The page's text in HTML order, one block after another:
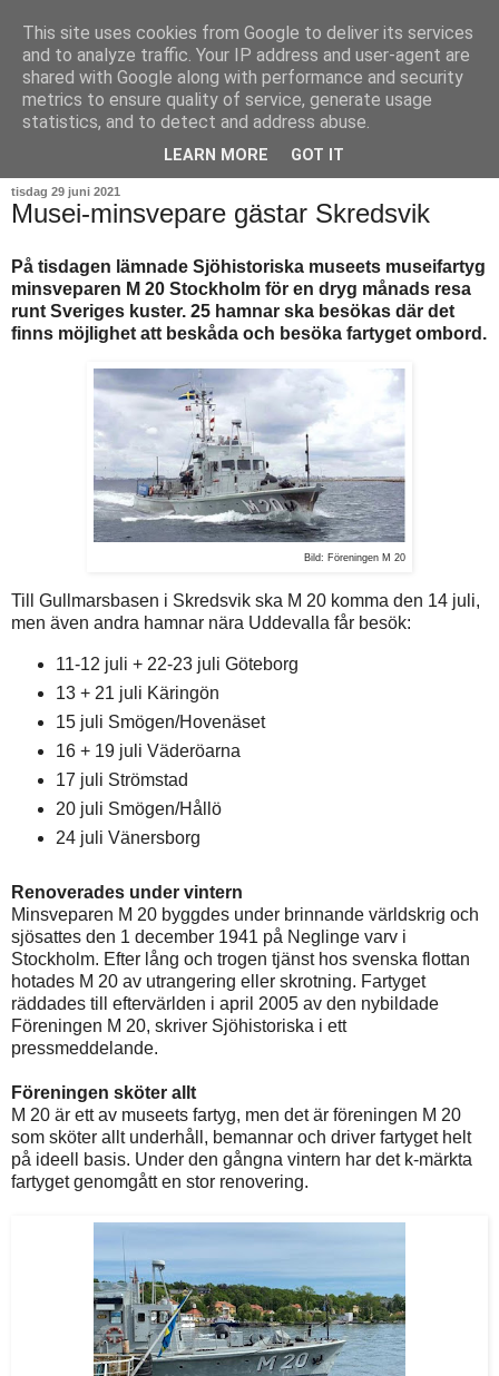
tisdag 29 juni 2021
Musei-minsvepare gästar Skredsvik
På tisdagen lämnade Sjöhistoriska museets museifartyg
minsveparen M 20 Stockholm för en dryg månads resa
runt Sveriges kuster. 25 hamnar ska besökas där det
finns möjlighet att beskåda och besöka fartyget ombord.
Bild: Föreningen M 20
Till Gullmarsbasen i Skredsvik ska M 20 komma den 14 juli,
men även andra hamnar nära Uddevalla får besök:
11-12 juli + 22-23 juli Göteborg
13 + 21 juli Käringön
15 juli Smögen/Hovenäset
16 + 19 juli Väderöarna
17 juli Strömstad
20 juli Smögen/Hållö
24 juli Vänersborg
Renoverades under vintern
Minsveparen M 20 byggdes under brinnande världskrig och
sjösattes den 1 december 1941 på Neglinge varv i
Stockholm. Efter lång och trogen tjänst hos svenska flottan
hotades M 20 av utrangering eller skrotning. Fartyget
räddades till eftervärlden i april 2005 av den nybildade
Föreningen M 20, skriver Sjöhistoriska i ett
pressmeddelande.
Föreningen sköter allt
M 20 är ett av museets fartyg, men det är föreningen M 20
som sköter allt underhåll, bemannar och driver fartyget helt
på ideell basis. Under den gångna vintern har det k-märkta
fartyget genomgått en stor renovering.
This site uses cookies from Google to deliver its services
and to analyze traffic. Your IP address and user-agent are
shared with Google along with performance and security
metrics to ensure quality of service, generate usage
statistics, and to detect and address abuse.
LEARN MORE GOT IT